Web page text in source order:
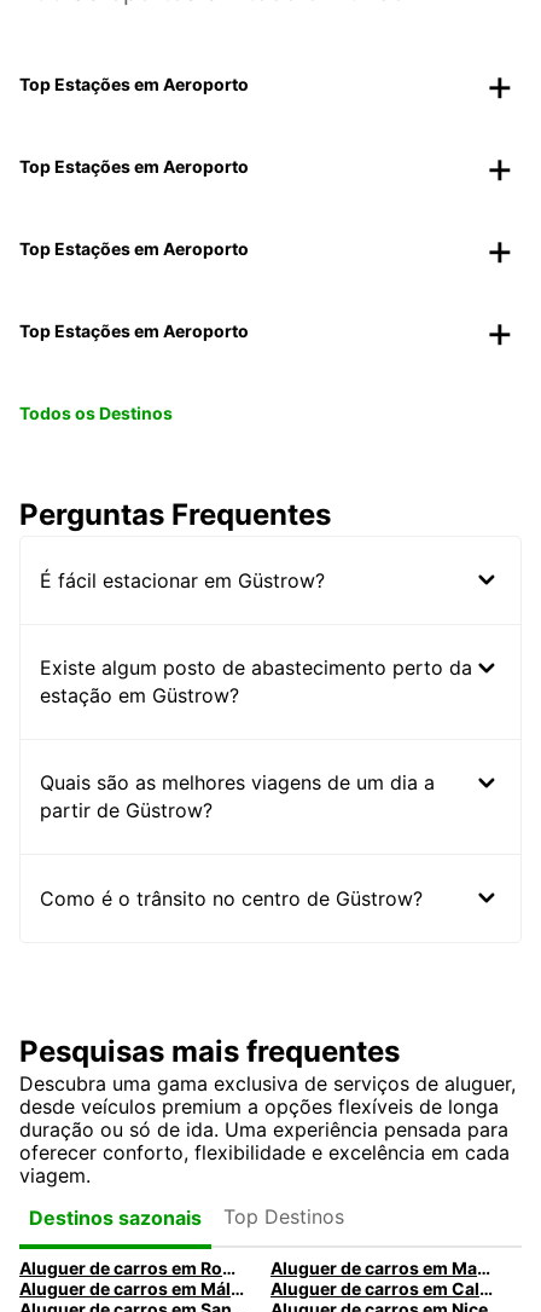
Top Estações em Aeroporto
Top Estações em Aeroporto
Top Estações em Aeroporto
Top Estações em Aeroporto
Todos os Destinos
Perguntas Frequentes
É fácil estacionar em Güstrow?
Existe algum posto de abastecimento perto da
estação em Güstrow?
Quais são as melhores viagens de um dia a
partir de Güstrow?
Como é o trânsito no centro de Güstrow?
Pesquisas mais frequentes
Descubra uma gama exclusiva de serviços de aluguer,
desde veículos premium a opções flexíveis de longa
duração ou só de ida. Uma experiência pensada para
oferecer conforto, flexibilidade e excelência em cada
viagem.
Destinos sazonais
Top Destinos
Aluguer de carros em Roma
Aluguer de carros em Madrid
Aluguer de carros em Málaga
Aluguer de carros em Caldas da Rainha